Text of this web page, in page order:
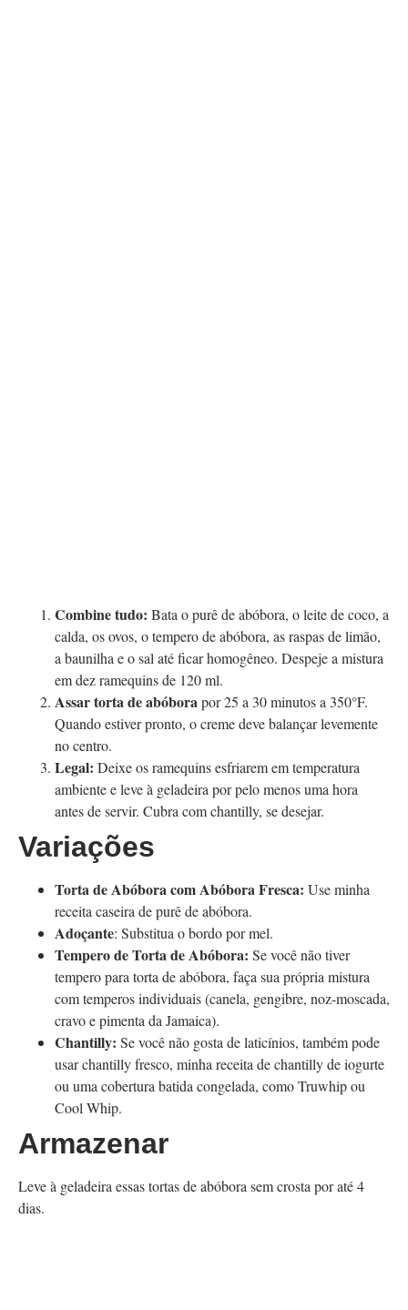
Combine tudo: Bata o purê de abóbora, o leite de coco, a
calda, os ovos, o tempero de abóbora, as raspas de limão,
a baunilha e o sal até ficar homogêneo. Despeje a mistura
em dez ramequins de 120 ml.
Assar torta de abóborapor 25 a 30 minutos a 350°F.
Quando estiver pronto, o creme deve balançar levemente
no centro.
Legal: Deixe os ramequins esfriarem em temperatura
ambiente e leve à geladeira por pelo menos uma hora
antes de servir. Cubra com chantilly, se desejar.
Variações
Torta de Abóbora com Abóbora Fresca: Use minha
receita caseira de purê de abóbora.
Adoçante: Substitua o bordo por mel.
Tempero de Torta de Abóbora: Se você não tiver
tempero para torta de abóbora, faça sua própria mistura
com temperos individuais (canela, gengibre, noz-moscada,
cravo e pimenta da Jamaica).
Chantilly: Se você não gosta de laticínios, também pode
usar chantilly fresco, minha receita de chantilly de iogurte
ou uma cobertura batida congelada, como Truwhip ou
Cool Whip.
Armazenar
Leve à geladeira essas tortas de abóbora sem crosta por até 4
dias.